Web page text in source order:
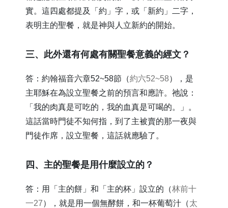
實。這四處都提及「約」字，或「新約」二字，
表明主的聖餐，就是神與人立新約的開始。
​三、此外還有何處有關聖餐意義的經文？
答：約翰福音六章52~58節（約六52~58），是
主耶穌在為設立聖餐之前的預言和應許。祂說：
「我的肉真是可吃的，我的血真是可喝的。」。
這話當時門徒不知何指，到了主被賣的那一夜與
門徒作席，設立聖餐，這話就應驗了。
​四、主的聖餐是用什麼設立的？
答：用「主的餅」和「主的杯」設立的（林前十
一27），就是用一個無酵餅，和一杯葡萄汁（太